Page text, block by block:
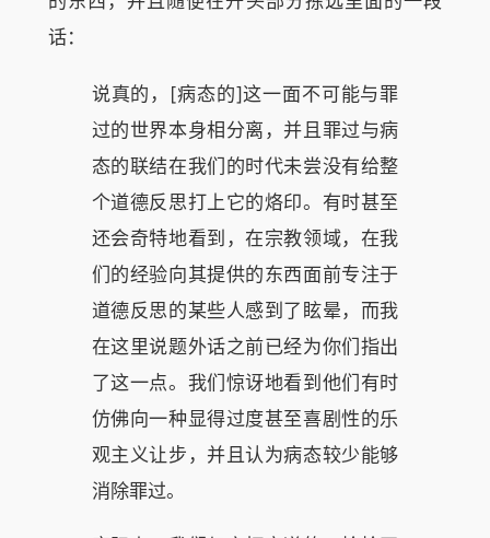
话：
说真的，[病态的]这一面不可能与罪
过的世界本身相分离，并且罪过与病
态的联结在我们的时代未尝没有给整
个道德反思打上它的烙印。有时甚至
还会奇特地看到，在宗教领域，在我
们的经验向其提供的东西面前专注于
道德反思的某些人感到了眩晕，而我
在这里说题外话之前已经为你们指出
了这一点。我们惊讶地看到他们有时
仿佛向一种显得过度甚至喜剧性的乐
观主义让步，并且认为病态较少能够
消除罪过。